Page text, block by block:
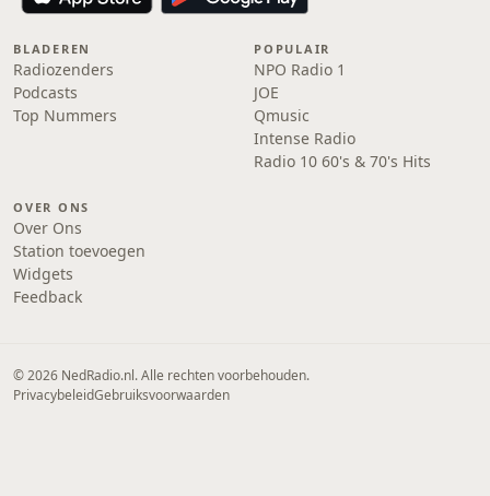
BLADEREN
Radiozenders
Podcasts
Top Nummers
POPULAIR
NPO Radio 1
JOE
Qmusic
Intense Radio
Radio 10 60's & 70's Hits
OVER ONS
Over Ons
Station toevoegen
Widgets
Feedback
© 2026 NedRadio.nl. Alle rechten voorbehouden.
PrivacybeleidGebruiksvoorwaarden